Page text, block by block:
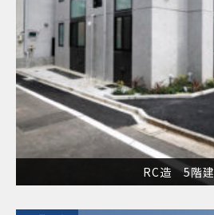
RC造 5階建